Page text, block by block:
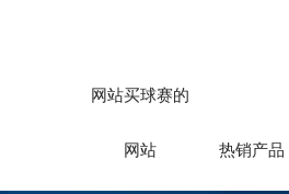
网站买球赛的
网站 热销产品